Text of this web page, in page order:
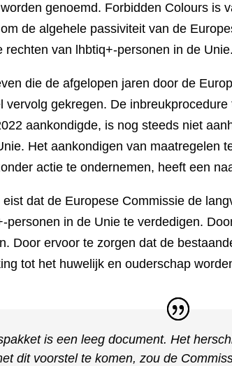
worden genoemd. Forbidden Colours
de algehele passiviteit van de
rechten van lhbtiq+-personen in de Unie.
die de afgelopen jaren door de
vervolg gekregen. De
aankondigde, is nog steeds niet
Het aankondigen van maatregelen
actie te ondernemen, heeft een
dat de Europese Commissie de
personen in de Unie te verdedigen.
Door ervoor te zorgen dat de
tot het huwelijk en ouderschap
is een leeg document. Het
dit voorstel te komen, zou de